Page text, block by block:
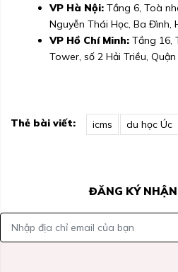
VP Hà Nội: Tầng 6, Toà
Nguyễn Thái Học, Ba Đình,
VP Hồ Chí Minh: Tầng 16,
Tower, số 2 Hải Triều, Quận
Thẻ bài viết: icms du học Úc
ĐĂNG KÝ